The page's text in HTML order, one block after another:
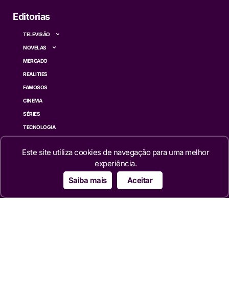
Editorias
TELEVISÃO
NOVELAS
MERCADO
REALITIES
FAMOSOS
CINEMA
SÉRIES
TECNOLOGIA
ÚLTIMAS NOTÍCIAS
Institucional
Este site utiliza cookies de navegação para uma melhor
experiência.
Saiba mais
Aceitar